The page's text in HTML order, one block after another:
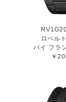
ロベル
バイ フラ
￥